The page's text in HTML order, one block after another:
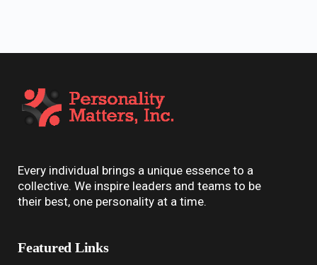
Every individual brings a unique essence to a
collective. We inspire leaders and teams to be
their best, one personality at a time.
Featured Links